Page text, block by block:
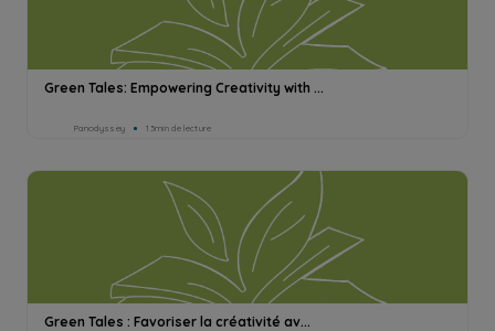
Green Tales: Empowering Creativity with ...
Panodyssey 13min de lecture
Green Tales : Favoriser la créativité av...